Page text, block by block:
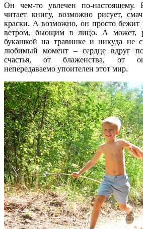
Он чем-то увлечен по-настоящему.
читает книгу, возможно рисует,
краски. А возможно, он просто бежит
ветром, бьющим в лицо. А может,
букашкой на травинке и никуда не
любимый момент – сердце вдруг
счастья, от блаженства, от
непередаваемо упоителен этот мир.